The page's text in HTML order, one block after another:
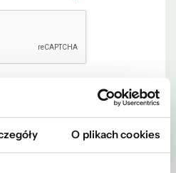
O plikach cookies
WYŚLIJ